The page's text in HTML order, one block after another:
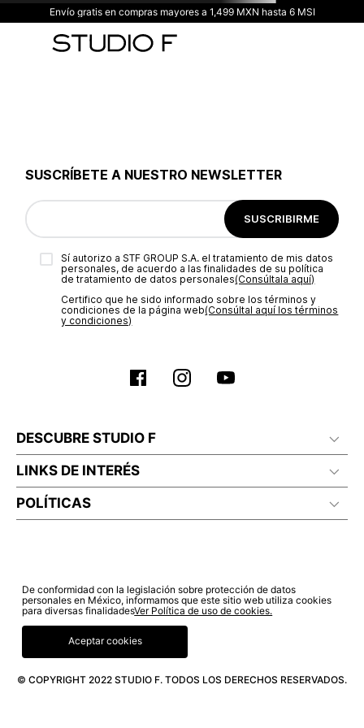
Envío gratis en compras mayores a 1,499 MXN hasta 6 MSI
SUSCRÍBETE A NUESTRO NEWSLETTER
SUSCRIBIRME
Sí autorizo a STF GROUP S.A. el tratamiento de mis datos
personales, de acuerdo a las finalidades de su política
de tratamiento de datos personales‎(Consúltala aquí)
Certifico que he sido informado sobre los términos y
condiciones de la página web‎(Consúltal aquí los términos
y condiciones)
DESCUBRE STUDIO F
LINKS DE INTERÉS
POLÍTICAS
© COPYRIGHT 2022 STUDIO F. TODOS LOS DERECHOS RESERVADOS.
De conformidad con la legislación sobre protección de datos
personales en México, informamos que este sitio web utiliza cookies
para diversas finalidadesVer Política de uso de cookies.
Aceptar cookies